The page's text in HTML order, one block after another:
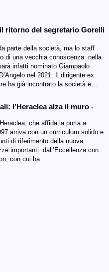
ritorno del segretario Gorelli
parte della società, ma lo staff
di una vecchia conoscenza: nella
infatti nominato Giampaolo
nel 2021. Il dirigente ex
ha già incontrato la società e…
l’Heraclea alza il muro -
che affida la porta a
arriva con un curriculum solido e
di riferimento della nuova
importanti: dall’Eccellenza con
con cui ha…